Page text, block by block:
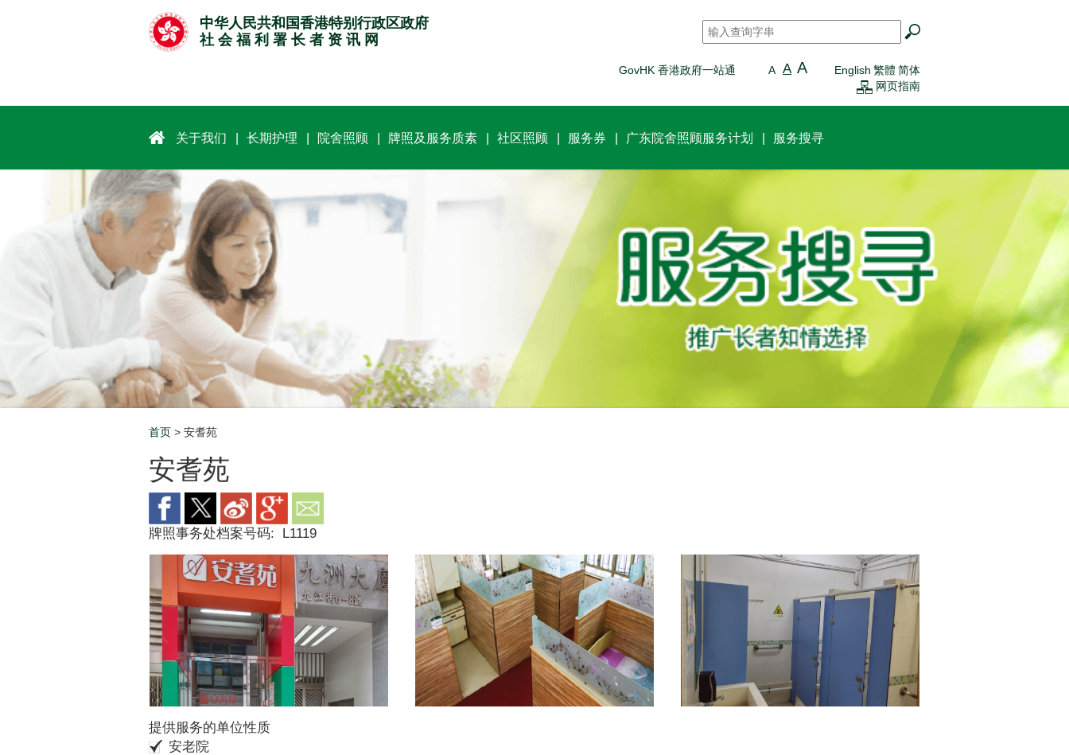
中华人民共和国香港特别行政区政府
社 会 福 利 署 长 者 资 讯 网
搜寻 *
GovHK 香港政府一站通 A A A English 繁體 简体
网页指南
关于我们 长期护理 院舍照顾 牌照及服务质素 社区照顾 服务券 广东院舍照顾服务计划 服务搜寻
Breadcrumb
首页 > 安耆苑
安耆苑
牌照事务处档案号码: L1119
提供服务的单位性质
安老院